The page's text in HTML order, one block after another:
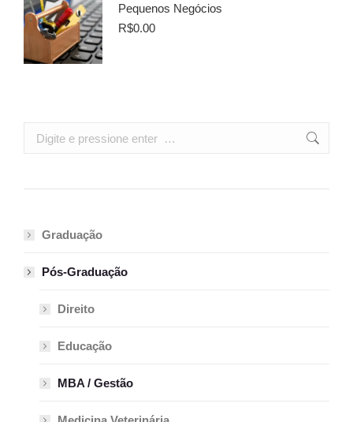
Pequenos Negócios
R$0.00
Search:
Graduação
Pós-Graduação
Direito
Educação
MBA / Gestão